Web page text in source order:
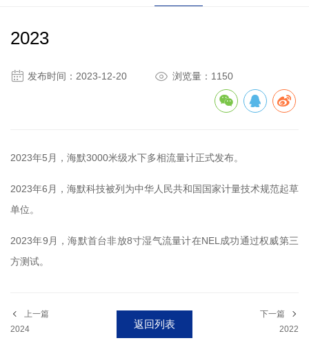
2023
 发布时间：2023-12-20  浏览量：1150
2023年5月，海默3000米级水下多相流量计正式发布。
2023年6月，海默科技被列为中华人民共和国国家计量技术规范起草
单位。
2023年9月，海默首台非放8寸湿气流量计在NEL成功通过权威第三
方测试。
上一篇
2024
返回列表
下一篇
2022